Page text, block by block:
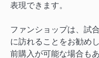
表現できます。
ファンショップは、試
に訪れることをお勧め
前購入が可能な場合も